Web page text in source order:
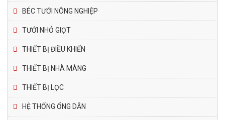
BÉC TƯỚI NÔNG NGHIỆP
TƯỚI NHỎ GIỌT
THIẾT BỊ ĐIỀU KHIỂN
THIẾT BỊ NHÀ MÀNG
THIẾT BỊ LỌC
HỆ THỐNG ỐNG DẪN